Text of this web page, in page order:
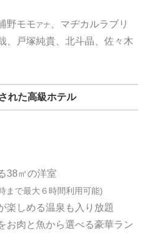
野モモアナ
、マヂカルラブリ
、戸塚純貴、北斗晶、佐々木
れた高級ホテル
38㎡の洋室
まで最大６時間利用可能)
楽しめる温泉も入り放題
お肉と魚から選べる豪華ラン